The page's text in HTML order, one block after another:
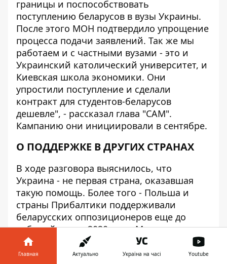
границы и поспособствовать
поступлению беларусов в вузы Украины.
После этого МОН подтвердило упрощение
процесса подачи заявлений. Так же мы
работаем и с частными вузами - это и
Украинский католический университет, и
Киевская школа экономики. Они
упростили поступление и сделали
контракт для студентов-беларусов
дешевле", - рассказал глава "САМ".
Кампанию они инициировали в сентябре.
О ПОДДЕРЖКЕ В ДРУГИХ СТРАНАХ
В ходе разговора выяснилось, что
Украина - не первая страна, оказавшая
такую помощь. Более того - Польша и
страны Прибалтики поддерживали
беларусских оппозиционеров еще до
событий летом 2020 года. Массовые
протесты и репрессии против активистов
начались еще в 2006 году. В 2010 году
Главная Актуально Україна на часі Youtube